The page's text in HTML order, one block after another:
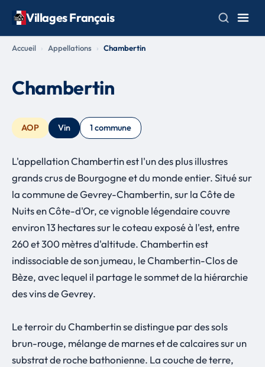
Villages Français
Accueil Appellations Chambertin
Chambertin
AOP Vin 1 commune
L'appellation Chambertin est l'un des plus illustres
grands crus de Bourgogne et du monde entier. Situé sur
la commune de Gevrey-Chambertin, sur la Côte de
Nuits en Côte-d'Or, ce vignoble légendaire couvre
environ 13 hectares sur le coteau exposé à l'est, entre
260 et 300 mètres d'altitude. Chambertin est
indissociable de son jumeau, le Chambertin-Clos de
Bèze, avec lequel il partage le sommet de la hiérarchie
des vins de Gevrey.
Le terroir du Chambertin se distingue par des sols
brun-rouge, mélange de marnes et de calcaires sur un
substrat de roche bathonienne. La couche de terre,